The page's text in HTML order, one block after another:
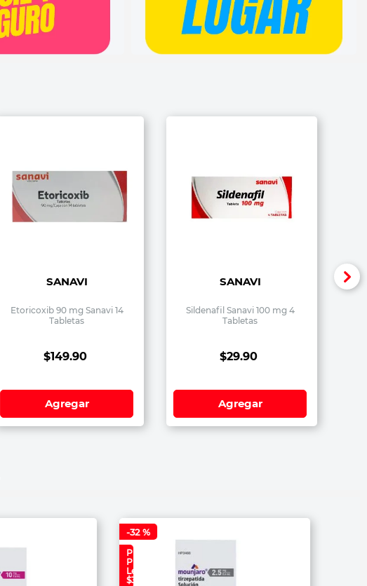
SANAVI
Etoricoxib 90 mg Sanavi 14
Tabletas
$149.90
Agregar
SANAVI
Sildenafil Sanavi 100 mg 4
Tabletas
$29.90
Agregar
-32 %
Precio
Plan
Lealtad:
$3,499